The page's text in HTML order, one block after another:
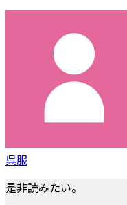
呉服
是非読みたい。